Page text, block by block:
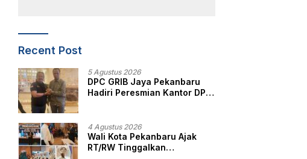
Recent Post
5 Agustus 2026
DPC GRIB Jaya Pekanbaru
Hadiri Peresmian Kantor DPD
Pekanbaru
4 Agustus 2026
Wali Kota Pekanbaru Ajak
RT/RW Tinggalkan